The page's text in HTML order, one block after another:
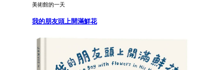
美術館的一天
我的朋友頭上開滿鮮花